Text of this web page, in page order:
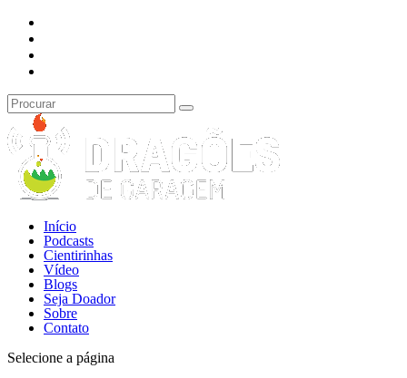
Início
Podcasts
Cientirinhas
Vídeo
Blogs
Seja Doador
Sobre
Contato
Selecione a página